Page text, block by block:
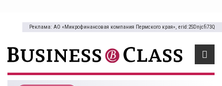
Реклама: АО «Микрофинансовая компания Пермского края», erid:2SDnjcfi73Q